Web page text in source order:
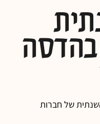
של חברות